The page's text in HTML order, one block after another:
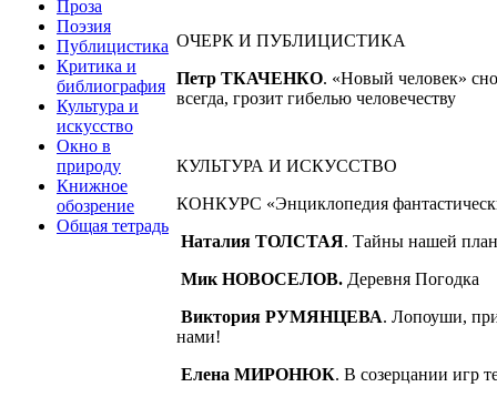
Проза
Поэзия
Публицистика
Критика и
библиография
Культура и
искусство
Окно в
природу
Книжное
обозрение
Общая тетрадь
ОЧЕРК И ПУБЛИЦИСТИКА
Петр ТКАЧЕНКО. «Новый человек»
всегда, грозит гибелью человечеству
КУЛЬТУРА И ИСКУССТВО
КОНКУРС «Энциклопедия
Наталия ТОЛСТАЯ. Тайны нашей
Мик НОВОСЕЛОВ. Деревня Погодка
Виктория РУМЯНЦЕВА. Лопоуши,
нами!
Елена МИРОНЮК. В созерцании игр